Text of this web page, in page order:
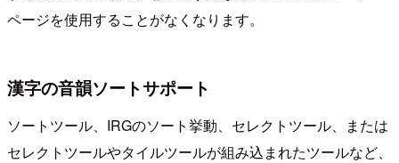
ページを使用することがなくなります。
漢字の音韻ソートサポート
ソートツール、IRGのソート挙動、セレクトツール、または
セレクトツールやタイルツールが組み込まれたツールなど、